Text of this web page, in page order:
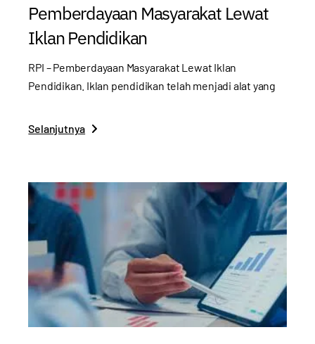
Pemberdayaan Masyarakat Lewat
Iklan Pendidikan
RPI – Pemberdayaan Masyarakat Lewat Iklan
Pendidikan. Iklan pendidikan telah menjadi alat yang
Selanjutnya